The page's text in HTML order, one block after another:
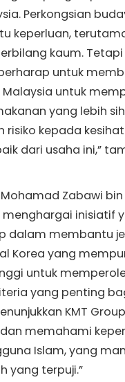
Perkongsian
keperluan,
kaum.
untuk
untuk
yang lebih
risiko kepada
dari usaha ini,”
Mohamad Zabawi
menghargai inisiatif
dalam membantu
Korea yang
untuk
yang penting
KMT Group
memahami
Islam, yang
yang terpuji.”